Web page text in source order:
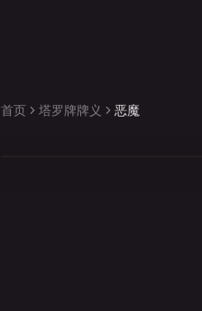
首页 塔罗牌牌义 恶魔